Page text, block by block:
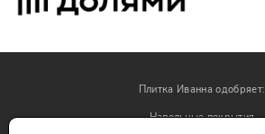
Плитка Иванна одобряет:
Напольные покрытия